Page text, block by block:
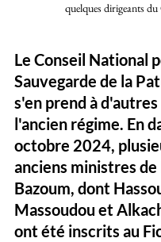
quelques dirigeants
Le Conseil National
Sauvegarde de la
s'en prend à d'autres
l'ancien régime. En
octobre 2024,
anciens ministres
Bazoum, dont
Massoudou et
ont été inscrits au